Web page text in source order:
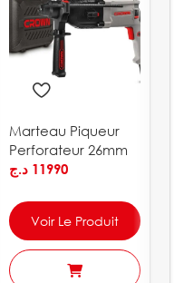
Marteau Piqueur
Perforateur 26mm
850W CROWN |
11990 د.ج
Voir Le Produit